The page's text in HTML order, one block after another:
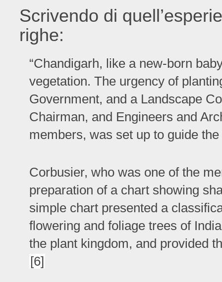
Scrivendo di
righe:
“Chandigarh, like a new-born
vegetation. The urgency of
Government, and a Landscape
Chairman, and Engineers and
members, was set up to guide
Corbusier, who was one of the
preparation of a chart showing
simple chart presented a
flowering and foliage trees of
the plant kingdom, and provided
[6​]